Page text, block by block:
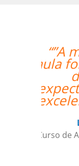
Edna